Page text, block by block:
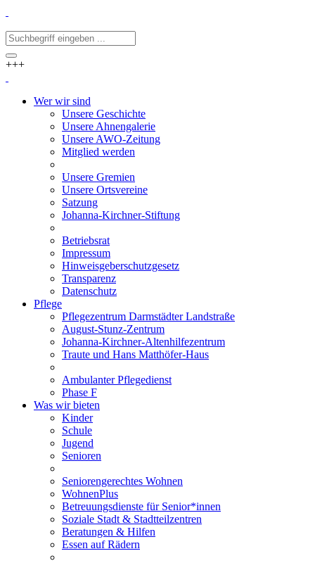
+++
Wer wir sind
Unsere Geschichte
Unsere Ahnengalerie
Unsere AWO-Zeitung
Mitglied werden
Unsere Gremien
Unsere Ortsvereine
Satzung
Johanna-Kirchner-Stiftung
Betriebsrat
Impressum
Hinweisgeberschutzgesetz
Transparenz
Datenschutz
Pflege
Pflegezentrum Darmstädter Landstraße
August-Stunz-Zentrum
Johanna-Kirchner-Altenhilfezentrum
Traute und Hans Matthöfer-Haus
Ambulanter Pflegedienst
Phase F
Was wir bieten
Kinder
Schule
Jugend
Senioren
Seniorengerechtes Wohnen
WohnenPlus
Betreuungsdienste für Senior*innen
Soziale Stadt & Stadtteilzentren
Beratungen & Hilfen
Essen auf Rädern